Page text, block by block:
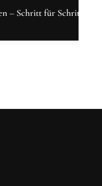
– Schritt für Schritt 2026